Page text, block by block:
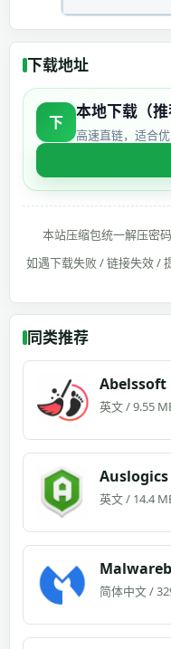
下载地址
下
本地下载（推
高速直链，适合
本站压缩包统一解压密
如遇下载失败 / 链接失效 /
同类推荐
Abelssoft
英文 / 9.55
英文 / 14.4
简体中文 /